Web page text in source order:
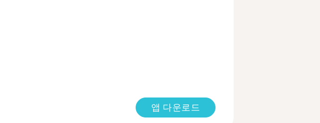
앱 다운로드